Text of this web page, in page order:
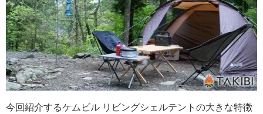
今回紹介するケムビル リビングシェルテントの大きな特徴